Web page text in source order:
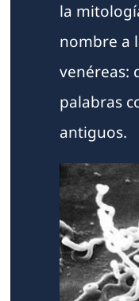
la
nombre a
venéreas:
palabras
antiguos.